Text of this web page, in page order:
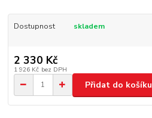
Dostupnost skladem
2 330 Kč
1 926 Kč bez DPH
Přidat do košíku